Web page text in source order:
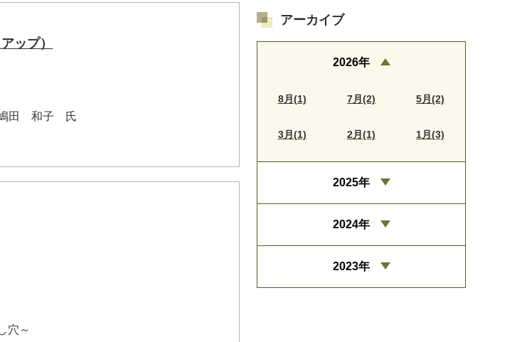
ップ）
嶋田 和子 氏
穴～
アーカイブ
2026年
8月(1) 7月(2) 5月(2)
3月(1) 2月(1) 1月(3)
2025年
2024年
2023年